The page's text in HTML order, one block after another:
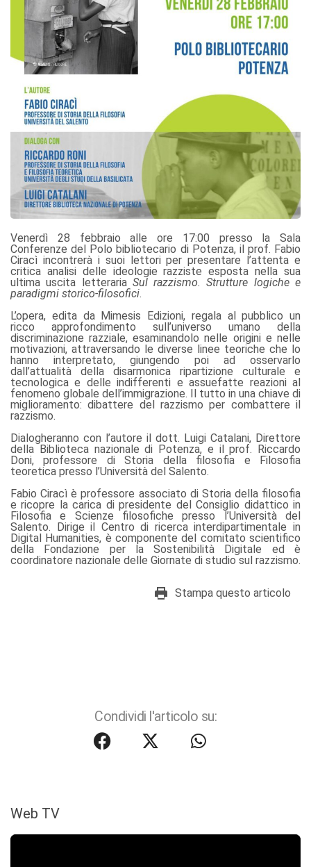
Venerdì 28 febbraio alle ore 17:00 presso la Sala
Conferenze del Polo bibliotecario di Potenza, il prof. Fabio
Ciracì incontrerà i suoi lettori per presentare l’attenta e
critica analisi delle ideologie razziste esposta nella sua
ultima uscita letteraria Sul razzismo. Strutture logiche e
paradigmi storico-filosofici.
L’opera, edita da Mimesis Edizioni, regala al pubblico un
ricco approfondimento sull’universo umano della
discriminazione razziale, esaminandolo nelle origini e nelle
motivazioni, attraversando le diverse linee teoriche che lo
hanno interpretato, giungendo poi ad osservarlo
dall’attualità della disarmonica ripartizione culturale e
tecnologica e delle indifferenti e assuefatte reazioni al
fenomeno globale dell’immigrazione. Il tutto in una chiave di
miglioramento: dibattere del razzismo per combattere il
razzismo.
Dialogheranno con l’autore il dott. Luigi Catalani, Direttore
della Biblioteca nazionale di Potenza, e il prof. Riccardo
Doni, professore di Storia della filosofia e Filosofia
teoretica presso l’Università del Salento.
Fabio Ciracì è professore associato di Storia della filosofia
e ricopre la carica di presidente del Consiglio didattico in
Filosofia e Scienze filosofiche presso l’Università del
Salento. Dirige il Centro di ricerca interdipartimentale in
Digital Humanities, è componente del comitato scientifico
della Fondazione per la Sostenibilità Digitale ed è
coordinatore nazionale delle Giornate di studio sul razzismo.
Stampa questo articolo
Condividi l'articolo su:
Web TV